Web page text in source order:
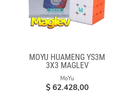
MOYU HUAMENG YS3M
3X3 MAGLEV
MoYu
$ 62.428,00